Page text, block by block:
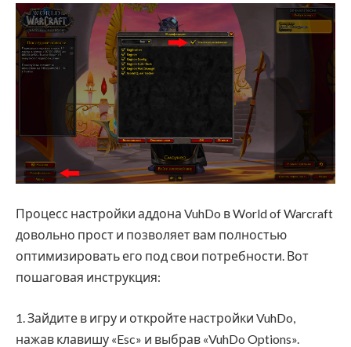
Процесс настройки аддона VuhDo в World of Warcraft
довольно прост и позволяет вам полностью
оптимизировать его под свои потребности. Вот
пошаговая инструкция:
1. Зайдите в игру и откройте настройки VuhDo,
нажав клавишу «Esc» и выбрав «VuhDo Options».